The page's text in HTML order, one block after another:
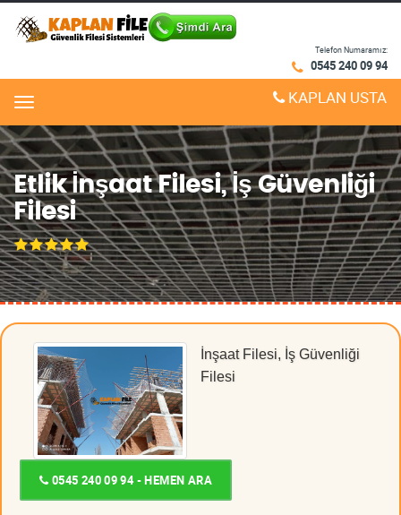
Telefon Numaramız:
0545 240 09 94
Menu KAPLAN USTA
Etlik İnşaat Filesi, İş Güvenliği
Filesi
İnşaat Filesi, İş Güvenliği
Filesi
0545 240 09 94 - HEMEN ARA